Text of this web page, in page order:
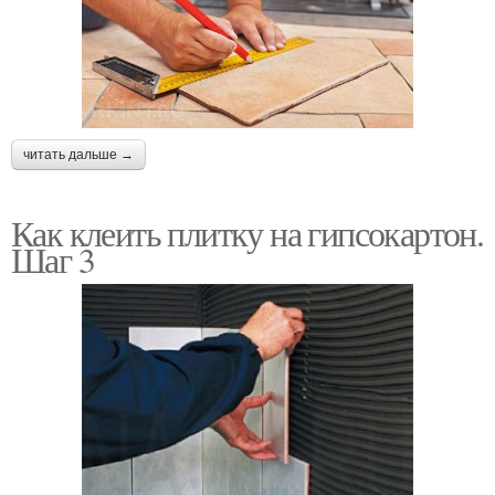
читать дальше →
Как клеить плитку на гипсокартон.
Шаг 3